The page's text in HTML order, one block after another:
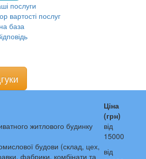
послуги
вартості послуг
база
Ціна
(грн)
житлового будинку
від
15000
будови (склад, цех,
фабрики, комбінати та
від